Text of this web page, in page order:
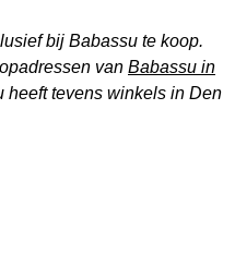
bij Babassu te koop.
van Babassu in
heeft tevens winkels in Den